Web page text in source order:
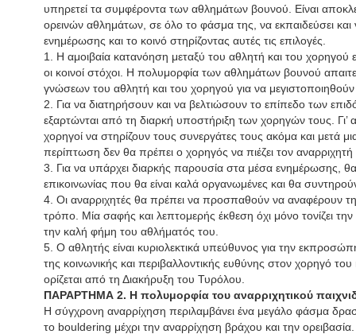
υπηρετεί τα συμφέροντα των αθλημάτων βουνού. Είναι
ορεινών αθλημάτων, σε όλο το φάσμα της, να εκπαιδεύσει
ενημέρωσης και το κοινό στηρίζοντας αυτές τις επιλογές.
1. Η αμοιβαία κατανόηση μεταξύ του αθλητή και του χορηγού
οι κοινοί στόχοι. Η πολυμορφία των αθλημάτων βουνού
γνώσεων του αθλητή και του χορηγού για να μεγιστοποιηθούν
2. Για να διατηρήσουν και να βελτιώσουν το επίπεδο των
εξαρτώνται από τη διαρκή υποστήριξη των χορηγών τους. Γι’
χορηγοί να στηρίζουν τους συνεργάτες τους ακόμα και μετά
περίπτωση δεν θα πρέπει ο χορηγός να πιέζει τον αναρριχητή
3. Για να υπάρχει διαρκής παρουσία στα μέσα ενημέρωσης, θα
επικοινωνίας που θα είναι καλά οργανωμένες και θα
4. Οι αναρριχητές θα πρέπει να προσπαθούν να αναφέρουν τη
τρόπο. Μία σαφής και λεπτομερής έκθεση όχι μόνο τονίζει την
την καλή φήμη του αθλήματός του.
5. Ο αθλητής είναι κυριολεκτικά υπεύθυνος για την
της κοινωνικής και περιβαλλοντικής ευθύνης στον χορηγό
ορίζεται από τη Διακήρυξη του Τυρόλου.
ΠΑΡΑΡΤΗΜΑ 2. Η πολυμορφία του αναρριχητικού
Η σύγχρονη αναρρίχηση περιλαμβάνει ένα μεγάλο φάσμα
το bouldering μέχρι την αναρρίχηση βράχου και την ορειβασία.